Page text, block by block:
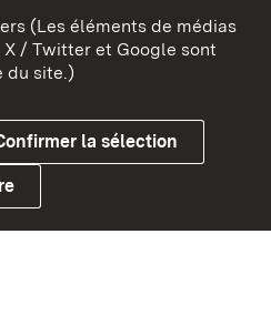
Confidentialité
(Les éléments de médias
/ Twitter et Google sont
du site.)
la sélection